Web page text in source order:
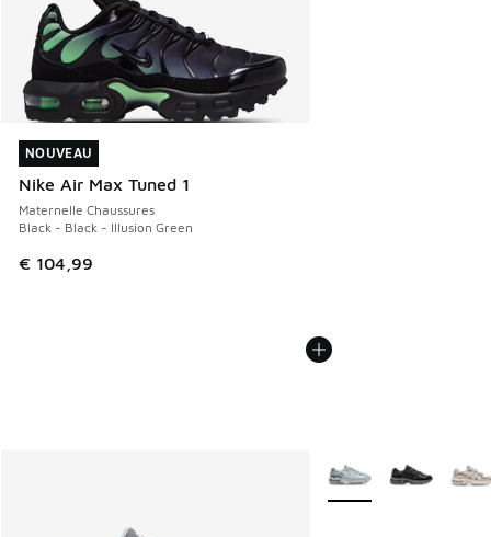
NOUVEAU
Nike Air Max Tuned 1
Maternelle Chaussures
Black - Black - Illusion Green
€ 104,99
NOUVEAU
Plus de couleurs